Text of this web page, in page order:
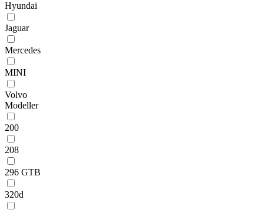
Hyundai
Jaguar
Mercedes
MINI
Volvo
Modeller
200
208
296 GTB
320d